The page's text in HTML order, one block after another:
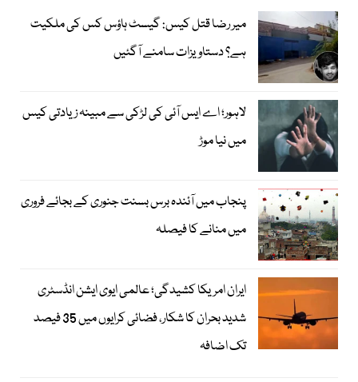
میر رضا قتل کیس: گیسٹ ہاؤس کس کی ملکیت
ہے؟ دستاویزات سامنے آگئیں
لاہور؛ اے ایس آئی کی لڑکی سے مبینہ زیادتی کیس
میں نیا موڑ
پنجاب میں آئندہ برس بسنت جنوری کے بجائے فروری
میں منانے کا فیصلہ
ایران امریکا کشیدگی؛ عالمی ایوی ایشن انڈسٹری
شدید بحران کا شکار، فضائی کرایوں میں 35 فیصد
تک اضافہ